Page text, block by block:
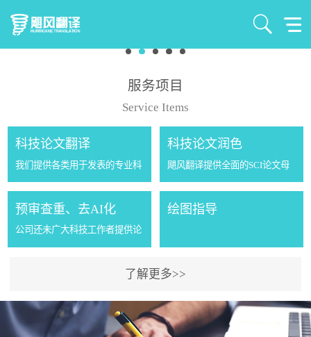
服务项目
Service Items
科技论文翻译
我们提供各类用于发表的专业科
技论文翻译服务，特色专业：气
象及相关交叉学科的专业论文翻
译服务。公司成立八年来为国内
科技论文润色
飓风翻译提供全面的SCI论文母
语润色服务，我们会根据您的稿
件的研究内容，邀请同行专家和
预审查重、去AI化
公司还未广大科技工作者提供论
文的预审、查重、降重、去AI化
等一站式服务。 现在的期刊一般
期。有些文章到最后因为重复率
偏高、...
绘图指导
了解更多>>